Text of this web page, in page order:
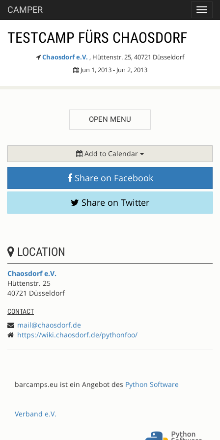
CAMPER
TESTCAMP FÜRS CHAOSDORF
Chaosdorf e.V. , Hüttenstr. 25, 40721 Düsseldorf
Jun 1, 2013 - Jun 2, 2013
OPEN MENU
DESCRIPTION Add to Calendar
Share on Facebook
Share on Twitter
LOCATION
Chaosdorf e.V.
Hüttenstr. 25
40721 Düsseldorf
CONTACT
mail@chaosdorf.de
https://wiki.chaosdorf.de/pythonfoo/
barcamps.eu ist ein Angebot des Python Software
Verband e.V.